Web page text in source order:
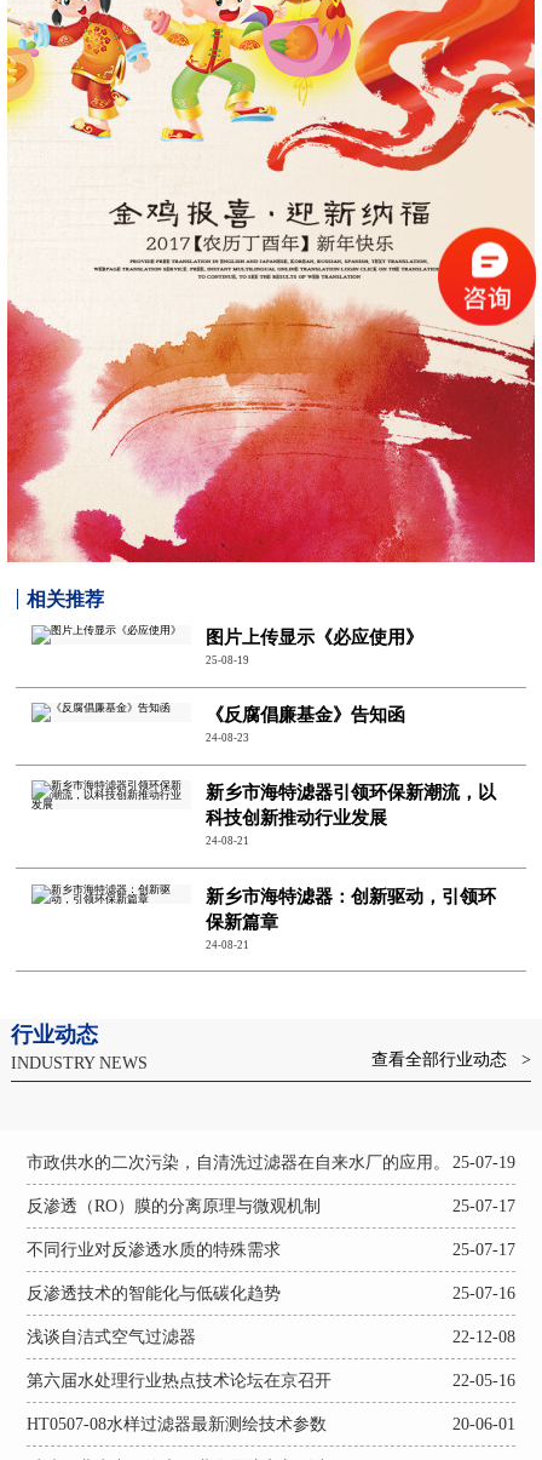
相关推荐
图片上传显示《必应使用》
25-08-19
《反腐倡廉基金》告知函
24-08-23
新乡市海特滤器引领环保新潮流，以
科技创新推动行业发展
24-08-21
新乡市海特滤器：创新驱动，引领环
保新篇章
24-08-21
行业动态
INDUSTRY NEWS 查看全部行业动态 >
市政供水的二次污染，自清洗过滤器在自来水厂的应用。 25-07-19
反渗透（RO）膜的分离原理与微观机制 25-07-17
不同行业对反渗透水质的特殊需求 25-07-17
反渗透技术的智能化与低碳化趋势 25-07-16
浅谈自洁式空气过滤器 22-12-08
第六届水处理行业热点技术论坛在京召开 22-05-16
HT0507-08水样过滤器最新测绘技术参数 20-06-01